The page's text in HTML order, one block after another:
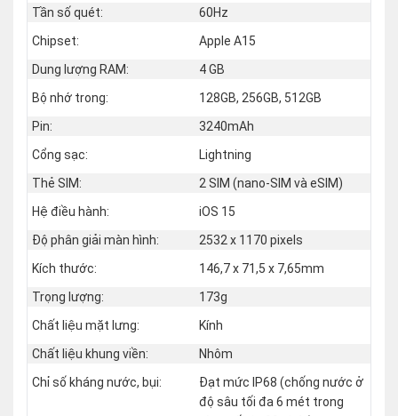
Tần số quét:
60Hz
Chipset:
Apple A15
Dung lượng RAM:
4 GB
Bộ nhớ trong:
128GB, 256GB, 512GB
Pin:
3240mAh
Cổng sạc:
Lightning
Thẻ SIM:
2 SIM (nano‑SIM và eSIM)
Hệ điều hành:
iOS 15
Độ phân giải màn hình:
2532 x 1170 pixels
Kích thước:
146,7 x 71,5 x 7,65mm
Trọng lượng:
173g
Chất liệu mặt lưng:
Kính
Chất liệu khung viền:
Nhôm
Chỉ số kháng nước, bụi:
Đạt mức IP68 (chống nước ở
độ sâu tối đa 6 mét trong